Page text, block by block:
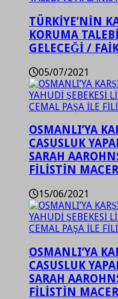
TÜRKİYE’NİN
KORUMA
GELECEĞİ /
05/07/2021
OSMANLI’YA
CASUSLUK
SARAH
FİLİSTİN
15/06/2021
OSMANLI’YA
CASUSLUK
SARAH
FİLİSTİN